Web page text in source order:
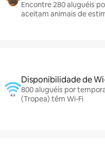
Encontre 280 aluguéis
aceitam animais de
Disponibilidade de
800 aluguéis por
(Tropea) têm Wi-Fi